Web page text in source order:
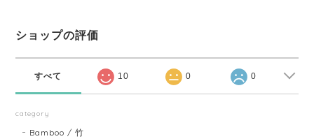
ショップの評価
すべて 10 0 0
category
Bamboo / 竹